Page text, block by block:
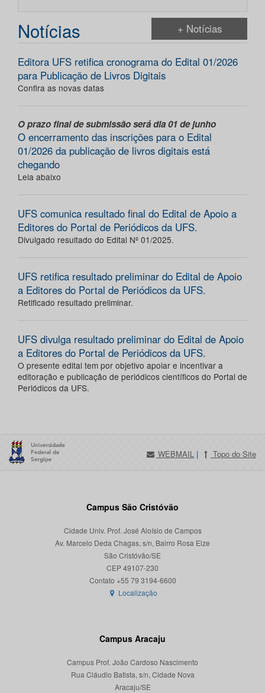
Notícias + Notícias
Editora UFS retifica cronograma do Edital 01/2026
para Publicação de Livros Digitais
Confira as novas datas
O prazo final de submissão será dia 01 de junho
O encerramento das inscrições para o Edital
01/2026 da publicação de livros digitais está
chegando
Leia abaixo
UFS comunica resultado final do Edital de Apoio a
Editores do Portal de Periódicos da UFS.
Divulgado resultado do Edital Nº 01/2025.
UFS retifica resultado preliminar do Edital de Apoio
a Editores do Portal de Periódicos da UFS.
Retificado resultado preliminar.
UFS divulga resultado preliminar do Edital de Apoio
a Editores do Portal de Periódicos da UFS.
O presente edital tem por objetivo apoiar e incentivar a
editoração e publicação de periódicos científicos do Portal de
Periódicos da UFS.
WEBMAIL | Topo do Site
Campus São Cristóvão
Cidade Univ. Prof. José Aloísio de Campos
Av. Marcelo Deda Chagas, s/n, Bairro Rosa Elze
São Cristóvão/SE
CEP 49107-230
Localização
Campus Aracaju
Campus Prof. João Cardoso Nascimento
Rua Cláudio Batista, s/n, Cidade Nova
Aracaju/SE